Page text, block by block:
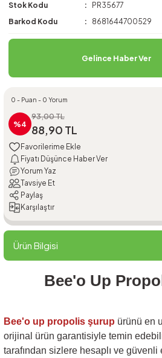
Stok Kodu
PR35677
Barkod Kodu
8681644700529
Gelince Haber Ver
0 - Puan - 0 Yorum
%4
93,00 TL
88,90 TL
Fiyatı Düşünce Haber Ver
Yorum Yaz
Tavsiye Et
Paylaş
Karşılaştır
Ürün Bilgisi
Bee'o Up
Bee'o up propolis şurup ürünü en
orijinal ürün garantisiyle temin
tarafından sizlere hesaplı ve güvenli